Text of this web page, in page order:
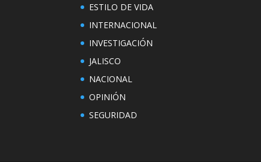
ESTILO DE VIDA
INTERNACIONAL
INVESTIGACIÓN
JALISCO
NACIONAL
OPINIÓN
SEGURIDAD